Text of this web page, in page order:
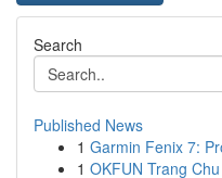
Search
Published News
1 Garmin Fenix 7:
1 OKFUN Trang